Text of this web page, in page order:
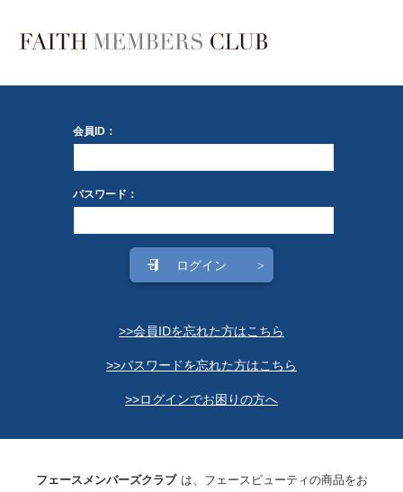
フェースメンバーズクラブ は、フェースビューティの商品をお
会員ID：
パスワード：
>>会員IDを忘れた方はこちら
>>パスワードを忘れた方はこちら
>>ログインでお困りの方へ